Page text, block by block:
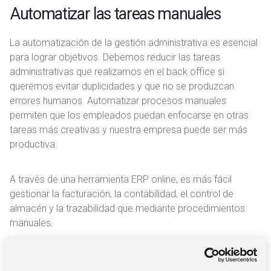
Automatizar las tareas manuales
La automatización de la gestión administrativa es esencial
para lograr objetivos. Debemos reducir las tareas
administrativas que realizamos en el back office si
queremos evitar duplicidades y que no se produzcan
errores humanos. Automatizar procesos manuales
permiten que los empleados puedan enfocarse en otras
tareas más creativas y nuestra empresa puede ser más
productiva.
A través de una herramienta ERP online, es más fácil
gestionar la facturación, la contabilidad, el control de
almacén y la trazabilidad que mediante procedimientos
manuales.